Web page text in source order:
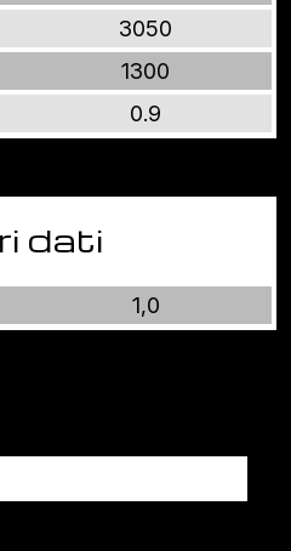
3050
1300
0.9
dati
1,0
PIETRE